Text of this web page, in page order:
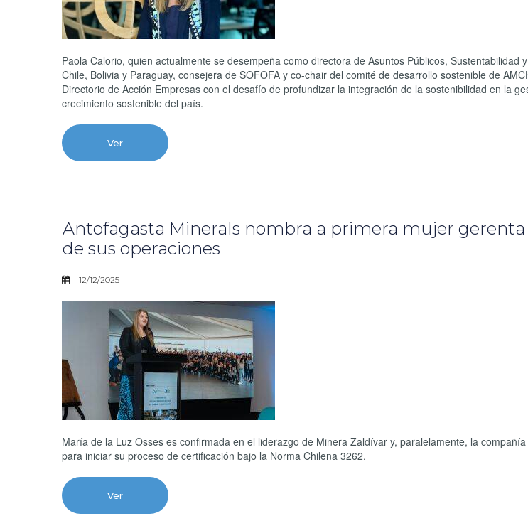
Paola Calorio, quien actualmente se desempeña como directora de Asuntos Públicos, Sustentabilidad
Chile, Bolivia y Paraguay, consejera de SOFOFA y co-chair del comité de desarrollo sostenible de
Directorio de Acción Empresas con el desafío de profundizar la integración de la sostenibilidad en la
crecimiento sostenible del país.
Ver
Antofagasta Minerals nombra a primera mujer
de sus operaciones
12/12/2025
María de la Luz Osses es confirmada en el liderazgo de Minera Zaldívar y, paralelamente, la
para iniciar su proceso de certificación bajo la Norma Chilena 3262.
Ver